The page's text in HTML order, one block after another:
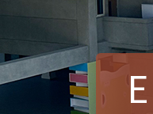
賀！